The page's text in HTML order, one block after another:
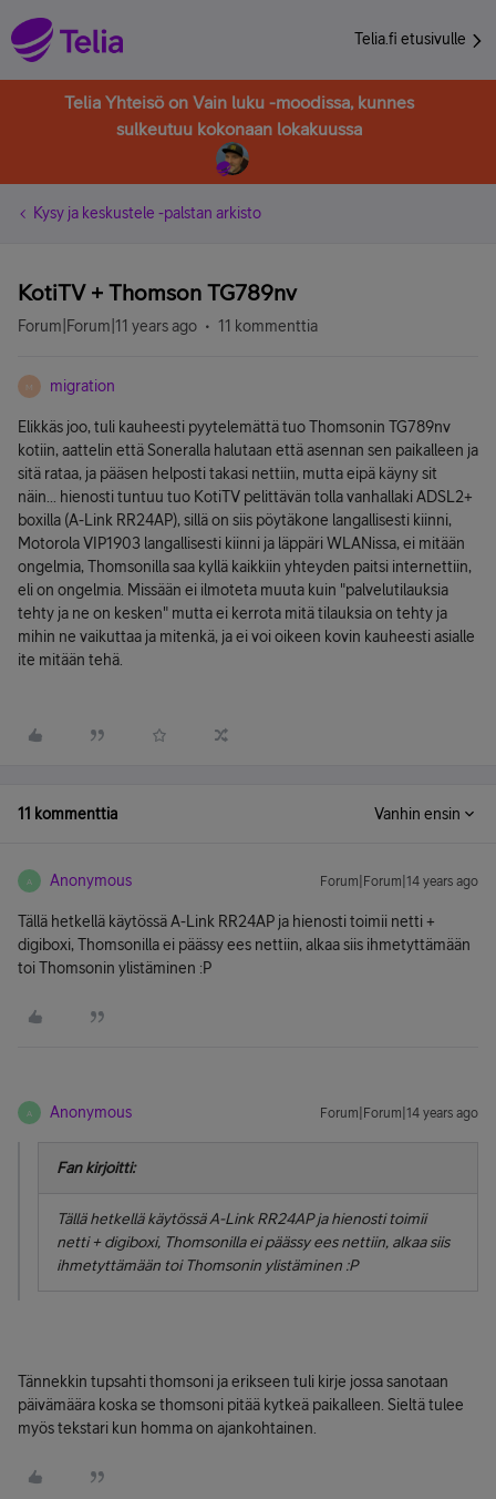
Telia.fi etusivulle
Telia Yhteisö on Vain luku -moodissa, kunnes
sulkeutuu kokonaan lokakuussa
Kysy ja keskustele -palstan arkisto
KotiTV + Thomson TG789nv
Forum|Forum|11 years ago 11 kommenttia
M migration
Elikkäs joo, tuli kauheesti pyytelemättä tuo Thomsonin TG789nv
kotiin, aattelin että Soneralla halutaan että asennan sen paikalleen ja
sitä rataa, ja pääsen helposti takasi nettiin, mutta eipä käyny sit
näin... hienosti tuntuu tuo KotiTV pelittävän tolla vanhallaki ADSL2+
boxilla (A-Link RR24AP), sillä on siis pöytäkone langallisesti kiinni,
Motorola VIP1903 langallisesti kiinni ja läppäri WLANissa, ei mitään
ongelmia, Thomsonilla saa kyllä kaikkiin yhteyden paitsi internettiin,
eli on ongelmia. Missään ei ilmoteta muuta kuin "palvelutilauksia
tehty ja ne on kesken" mutta ei kerrota mitä tilauksia on tehty ja
mihin ne vaikuttaa ja mitenkä, ja ei voi oikeen kovin kauheesti asialle
ite mitään tehä.
11 kommenttia Vanhin ensin
A Anonymous Forum|Forum|14 years ago
Tällä hetkellä käytössä A-Link RR24AP ja hienosti toimii netti +
digiboxi, Thomsonilla ei päässy ees nettiin, alkaa siis ihmetyttämään
toi Thomsonin ylistäminen :P
A Anonymous Forum|Forum|14 years ago
Fan kirjoitti:
Tällä hetkellä käytössä A-Link RR24AP ja hienosti toimii
netti + digiboxi, Thomsonilla ei päässy ees nettiin, alkaa siis
ihmetyttämään toi Thomsonin ylistäminen :P
Tännekkin tupsahti thomsoni ja erikseen tuli kirje jossa sanotaan
päivämäära koska se thomsoni pitää kytkeä paikalleen. Sieltä tulee
myös tekstari kun homma on ajankohtainen.